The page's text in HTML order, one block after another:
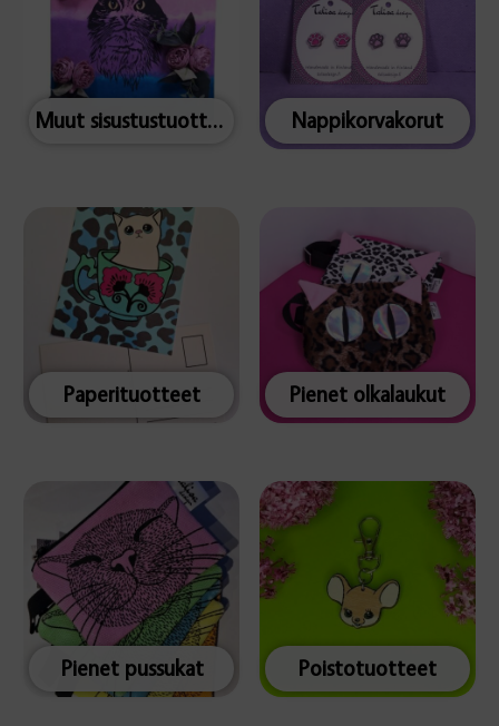
Muut sisustustuotteet Nappikorvakorut
Paperituotteet Pienet olkalaukut
Pienet pussukat Poistotuotteet